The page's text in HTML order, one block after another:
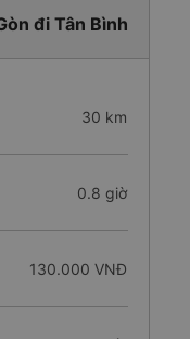
đi Tân Bình
30 km
0.8 giờ
130.000 VNĐ